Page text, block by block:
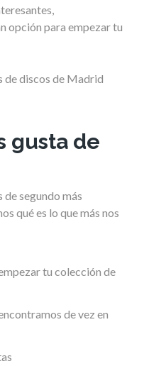
opción para empezar tu
de discos de Madrid
gusta de
de segundo más
qué es lo que más nos
tu colección de
de vez en